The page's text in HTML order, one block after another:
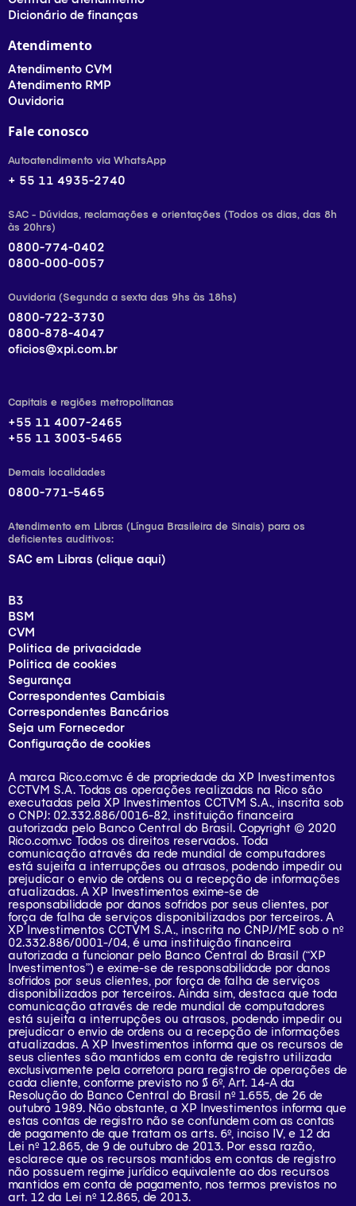
Dicionário de finanças
Atendimento
Atendimento CVM
Atendimento RMP
Ouvidoria
Fale conosco
Autoatendimento via WhatsApp
+ 55 11 4935-2740
SAC - Dúvidas, reclamações e orientações (Todos os dias, das 8h
às 20hrs)
0800-774-0402
0800-000-0057
Ouvidoria (Segunda a sexta das 9hs às 18hs)
0800-722-3730
0800-878-4047
oficios@xpi.com.br
Capitais e regiões metropolitanas
+55 11 4007-2465
+55 11 3003-5465
Demais localidades
0800-771-5465
Atendimento em Libras (Língua Brasileira de Sinais) para os
deficientes auditivos:
SAC em Libras (clique aqui)
B3
BSM
CVM
Politica de privacidade
Politica de cookies
Segurança
Correspondentes Cambiais
Correspondentes Bancários
Seja um Fornecedor
Configuração de cookies
A marca Rico.com.vc é de propriedade da XP Investimentos
CCTVM S.A. Todas as operações realizadas na Rico são
executadas pela XP Investimentos CCTVM S.A., inscrita sob
o CNPJ: 02.332.886/0016-82, instituição financeira
autorizada pelo Banco Central do Brasil. Copyright © 2020
Rico.com.vc Todos os direitos reservados. Toda
comunicação através da rede mundial de computadores
está sujeita a interrupções ou atrasos, podendo impedir ou
prejudicar o envio de ordens ou a recepção de informações
atualizadas. A XP Investimentos exime-se de
responsabilidade por danos sofridos por seus clientes, por
força de falha de serviços disponibilizados por terceiros. A
XP Investimentos CCTVM S.A., inscrita no CNPJ/ME sob o nº
02.332.886/0001-/­04, é uma instituição financeira
autorizada a funcionar pelo Banco Central do Brasil (“XP
Investimentos”) e exime-se de responsabilidade por danos
sofridos por seus clientes, por força de falha de serviços
disponibilizados por terceiros. Ainda sim, destaca que toda
comunicação através de rede mundial de computadores
está sujeita a interrupções ou atrasos, podendo impedir ou
prejudicar o envio de ordens ou a recepção de informações
atualizadas. A XP Investimentos informa que os recursos de
seus clientes são mantidos em conta de registro utilizada
exclusivamente pela corretora para registro de operações de
cada cliente, conforme previsto no § 6º, Art. 14-A da
Resolução do Banco Central do Brasil nº 1.655, de 26 de
outubro 1989. Não obstante, a XP Investimentos informa que
estas contas de registro não se confundem com as contas
de pagamento de que tratam os arts. 6º, inciso IV, e 12 da
Lei nº 12.865, de 9 de outubro de 2013. Por essa razão,
esclarece que os recursos mantidos em contas de registro
não possuem regime jurídico equivalente ao dos recursos
mantidos em conta de pagamento, nos termos previstos no
art. 12 da Lei nº 12.865, de 2013.